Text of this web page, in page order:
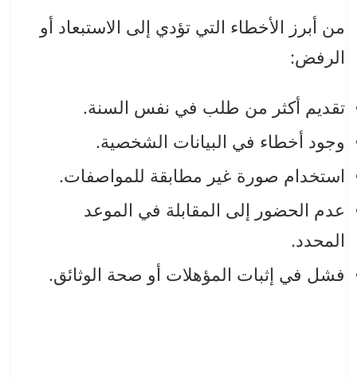
من أبرز الأخطاء التي تؤدي إلى الاستبعاد أو
الرفض:
تقديم أكثر من طلب في نفس السنة.
وجود أخطاء في البيانات الشخصية.
استخدام صورة غير مطابقة للمواصفات.
عدم الحضور إلى المقابلة في الموعد
المحدد.
فشل في إثبات المؤهلات أو صحة الوثائق.